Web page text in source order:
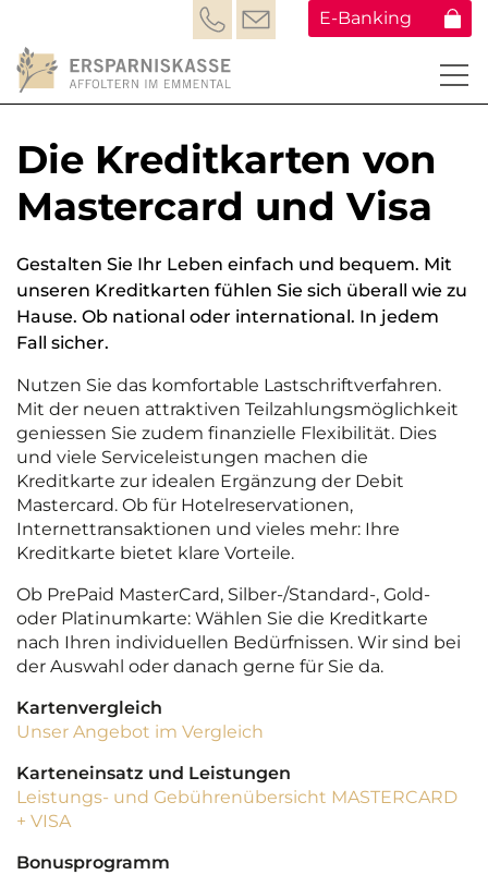
E-Banking
Die Kreditkarten von
Mastercard und Visa
Gestalten Sie Ihr Leben einfach und bequem. Mit
unseren Kreditkarten fühlen Sie sich überall wie zu
Hause. Ob national oder international. In jedem
Fall sicher.
Nutzen Sie das komfortable Lastschriftverfahren.
Mit der neuen attraktiven Teilzahlungsmöglichkeit
geniessen Sie zudem finanzielle Flexibilität. Dies
und viele Serviceleistungen machen die
Kreditkarte zur idealen Ergänzung der Debit
Mastercard. Ob für Hotelreservationen,
Internettransaktionen und vieles mehr: Ihre
Kreditkarte bietet klare Vorteile.
Ob PrePaid MasterCard, Silber-/Standard-, Gold-
oder Platinumkarte: Wählen Sie die Kreditkarte
nach Ihren individuellen Bedürfnissen. Wir sind bei
der Auswahl oder danach gerne für Sie da.
Kartenvergleich
Unser Angebot im Vergleich
Karteneinsatz und Leistungen
Leistungs- und Gebührenübersicht MASTERCARD
+ VISA
Bonusprogramm